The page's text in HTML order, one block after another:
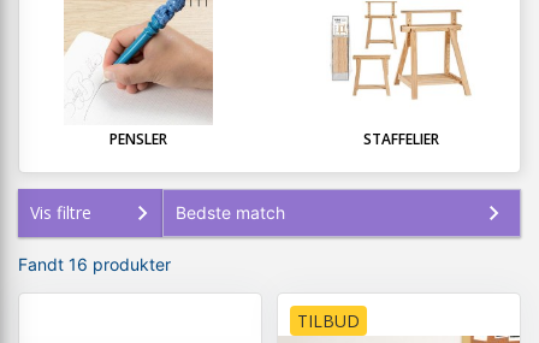
PENSLER STAFFELIER
Vis filtre
Fandt 16 produkter
TILBUD